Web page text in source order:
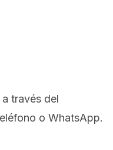
través del
o WhatsApp.